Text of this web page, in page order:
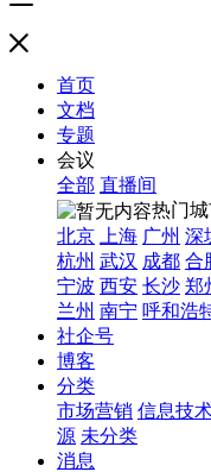
首页
文档
专题
会议
全部 直播间
热门
北京
上海 广州 深
杭州 武汉 成都 合
宁波 西安 长沙 郑
兰州 南宁 呼和浩
社企号
博客
分类
市场营销 信息技
源 未分类
消息